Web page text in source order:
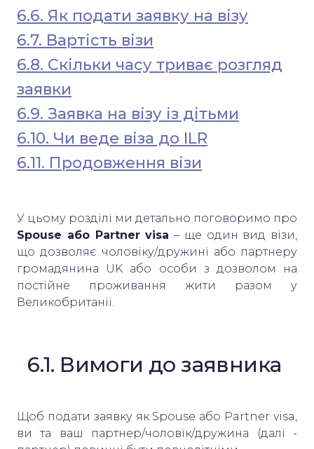
6.6. Як подати заявку на візу
6.7. Вартість візи
6.8. Скільки часу триває розгляд
заявки
6.9. Заявка на візу із дітьми
6.10. Чи веде віза до ILR
6.11. Продовження візи
У цьому розділі ми детально поговоримо про
Spouse або Partner visa – ще один вид візи,
що дозволяє чоловіку/дружині або партнеру
громадянина UK або особи з дозволом на
постійне проживання жити разом у
Великобританії.
6.1. Вимоги до заявника
Щоб подати заявку як Spouse або Partner visa,
ви та ваш партнер/чоловік/дружина (далі -